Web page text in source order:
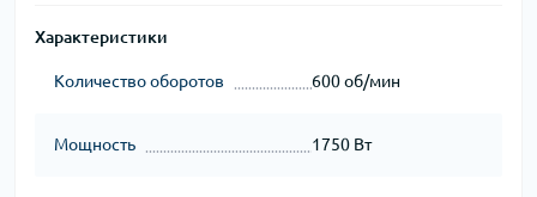
Характеристики
Количество оборотов 600 об/мин
Мощность 1750 Вт